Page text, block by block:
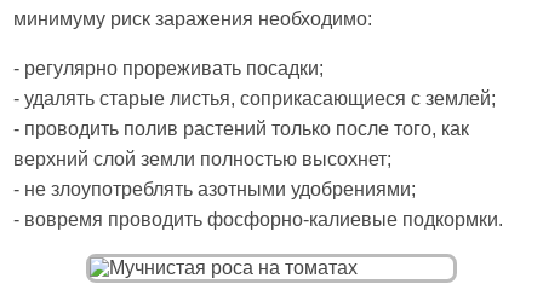
минимуму риск заражения необходимо:
- регулярно прореживать посадки;
- удалять старые листья, соприкасающиеся с землей;
- проводить полив растений только после того, как
верхний слой земли полностью высохнет;
- не злоупотреблять азотными удобрениями;
- вовремя проводить фосфорно-калиевые подкормки.